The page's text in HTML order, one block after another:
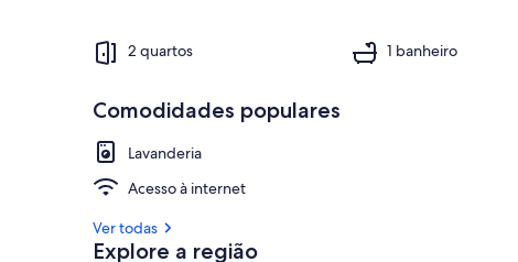
2 quartos 1 banheiro
Comodidades populares
Lavanderia
Acesso à internet
Ver todas
Explore a região